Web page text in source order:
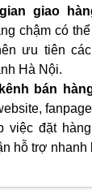
giao
chậm có
ưu tiên
Hà Nội.
bán
việc đặt
hỗ trợ nhanh